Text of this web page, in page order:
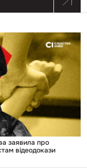
заявила про
відеодокази